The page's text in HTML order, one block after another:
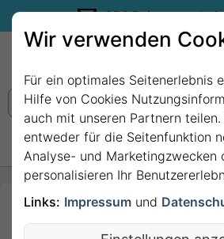
35€
Persönlich ·
7 Nächte - Entlang
der Seine zum
Wir verwenden
Für ein optimales Seitenerlebnis
Hilfe von Cookies
auch mit unseren Partnern
entweder für die Seitenfunktion
Analyse- und Marketingzwecken
personalisieren Ihr
Links: Impressum und